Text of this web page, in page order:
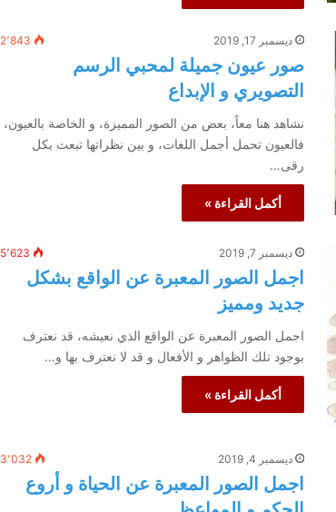
ديسمبر 17, 2019 2٬843
صور عيون جميلة لمحبي الرسم
التصويري و الإبداع
نشاهد هنا معاً، بعض من الصور المميزة، و الخاصة بالعيون،
فالعيون تحمل أجمل اللغات، و بين نظراتها تبعث بكل
رقى…
أكمل القراءة »
ديسمبر 7, 2019 5٬623
اجمل الصور المعبرة عن الواقع بشكل
جديد ومميز
اجمل الصور المعبرة عن الواقع الذي نعيشه، قد نعترف
بوجود تلك الظواهر و الأفعال و قد لا نعترف بها و…
أكمل القراءة »
ديسمبر 4, 2019 3٬032
اجمل الصور المعبرة عن الحياة و أروع